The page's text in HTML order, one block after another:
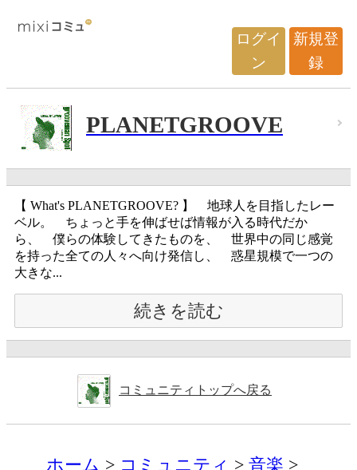
ログイ
ン
新規登
録
PLANETGROOVE
【 What's PLANETGROOVE? 】 地球人を目指したレー
ベル。 ちょっと手を伸ばせば情報が入る時代だか
ら、 僕らの体験してきたものを、 世界中の同じ感覚
を持った全ての人々へ向け発信し、 惑星規模で一つの
大きな...
続きを読む
コミュニティトップへ戻る
ホーム コミュニティ
音楽